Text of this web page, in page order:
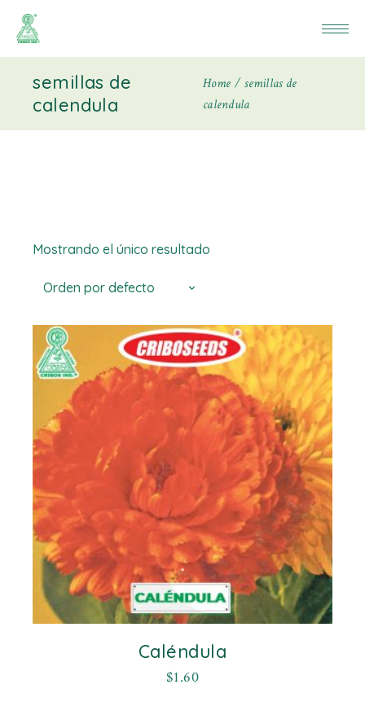
semillas de
calendula
Home
semillas de
calendula
Mostrando el único resultado
Orden por defecto
Caléndula
$1.60